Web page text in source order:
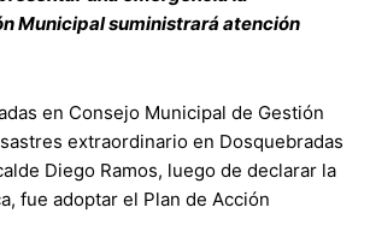
Municipal suministrará atención
en Consejo Municipal de Gestión
extraordinario en Dosquebradas
Diego Ramos, luego de declarar la
fue adoptar el Plan de Acción